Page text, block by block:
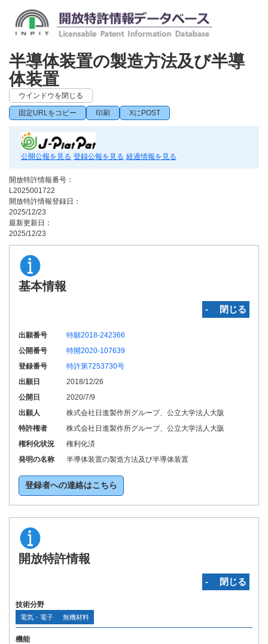
半導体装置の製造方法及び半導
体装置
ウインドウを閉じる
固定URLをコピー 印刷 XにPOST
公開公報を見る 登録公報を見る 経過情報を見る
開放特許情報番号：
L2025001722
開放特許情報登録日：
2025/12/23
最新更新日：
2025/12/23
基本情報
‐ 閉じる
出願番号
特願2018-242366
公開番号
特開2020-107639
登録番号
特許第7253730号
出願日
2018/12/26
公開日
2020/7/9
出願人
株式会社日進製作所グループ、公立大学法人大阪
特許権者
株式会社日進製作所グループ、公立大学法人大阪
権利化状況
権利化済
発明の名称
半導体装置の製造方法及び半導体装置
登録者への連絡はこちら
開放特許情報
‐ 閉じる
技術分野
電気・電子 無機材料
機能